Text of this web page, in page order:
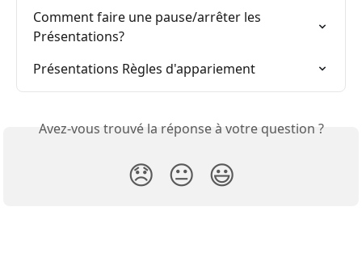
Comment faire une pause/arrêter les
Présentations?
Présentations Règles d'appariement
Avez-vous trouvé la réponse à votre question ?
😞 😐 😃